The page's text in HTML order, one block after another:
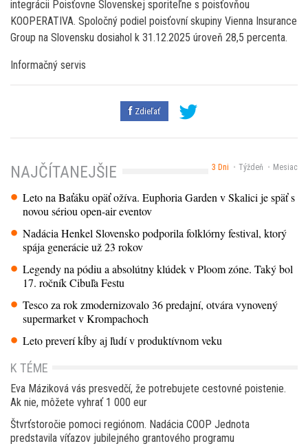
integrácii Poisťovne Slovenskej sporiteľne s poisťovňou
KOOPERATIVA. Spoločný podiel poisťovní skupiny Vienna Insurance
Group na Slovensku dosiahol k 31.12.2025 úroveň 28,5 percenta.
Informačný servis
Zdieľať
3 Dni Týždeň Mesiac
NAJČÍTANEJŠIE
Leto na Baťáku opäť ožíva. Euphoria Garden v Skalici je späť s
novou sériou open-air eventov
Nadácia Henkel Slovensko podporila folklórny festival, ktorý
spája generácie už 23 rokov
Legendy na pódiu a absolútny klúdek v Ploom zóne. Taký bol
17. ročník Cibuľa Festu
Tesco za rok zmodernizovalo 36 predajní, otvára vynovený
supermarket v Krompachoch
Leto preverí kĺby aj ľudí v produktívnom veku
K TÉME
Eva Máziková vás presvedčí, že potrebujete cestovné poistenie.
Ak nie, môžete vyhrať 1 000 eur
Štvrťstoročie pomoci regiónom. Nadácia COOP Jednota
predstavila víťazov jubilejného grantového programu